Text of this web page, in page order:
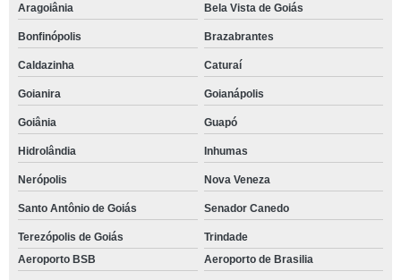
Aragoiânia Bela Vista de Goiás
Bonfinópolis Brazabrantes
Caldazinha Caturaí
Goianira Goianápolis
Goiânia Guapó
Hidrolândia Inhumas
Nerópolis Nova Veneza
Santo Antônio de Goiás Senador Canedo
Terezópolis de Goiás
Trindade
Aeroporto BSB
Aeroporto de Brasilia